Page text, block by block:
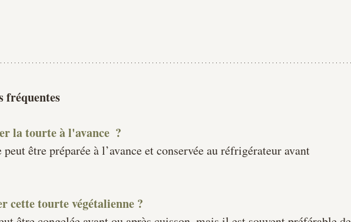
fréquentes
la tourte à l'avance  ?
être préparée à l’avance et conservée au réfrigérateur avant
cette tourte végétalienne ?